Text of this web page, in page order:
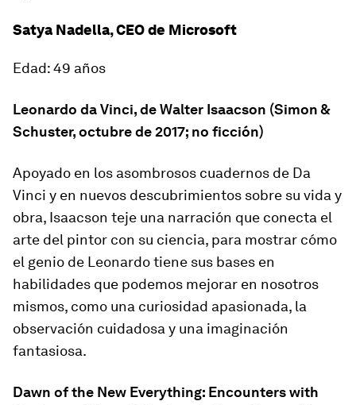
Satya Nadella, CEO de Microsoft
Edad: 49 años
Leonardo da Vinci, de Walter Isaacson (Simon &
Schuster, octubre de 2017; no ficción)
Apoyado en los asombrosos cuadernos de Da
Vinci y en nuevos descubrimientos sobre su vida y
obra, Isaacson teje una narración que conecta el
arte del pintor con su ciencia, para mostrar cómo
el genio de Leonardo tiene sus bases en
habilidades que podemos mejorar en nosotros
mismos, como una curiosidad apasionada, la
observación cuidadosa y una imaginación
fantasiosa.
Dawn of the New Everything: Encounters with